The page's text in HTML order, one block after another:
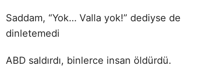
Saddam, “Yok… Valla yok!” dediyse de
dinletemedi
ABD saldırdı, binlerce insan öldürdü.